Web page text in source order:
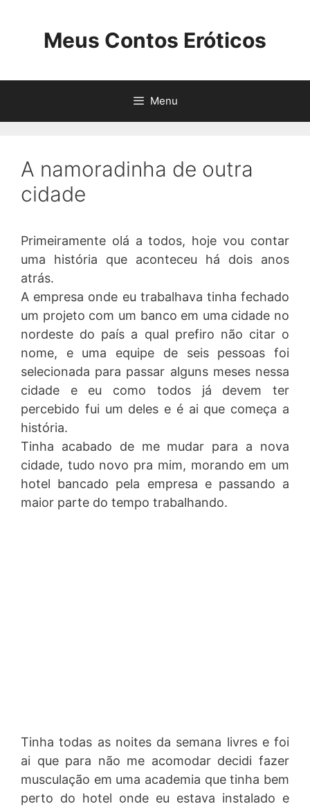
Meus Contos Eróticos
Menu
A namoradinha de outra
cidade
Primeiramente olá a todos, hoje vou contar
uma história que aconteceu há dois anos
atrás.
A empresa onde eu trabalhava tinha fechado
um projeto com um banco em uma cidade no
nordeste do país a qual prefiro não citar o
nome, e uma equipe de seis pessoas foi
selecionada para passar alguns meses nessa
cidade e eu como todos já devem ter
percebido fui um deles e é ai que começa a
história.
Tinha acabado de me mudar para a nova
cidade, tudo novo pra mim, morando em um
hotel bancado pela empresa e passando a
maior parte do tempo trabalhando.
Tinha todas as noites da semana livres e foi
ai que para não me acomodar decidi fazer
musculação em uma academia que tinha bem
perto do hotel onde eu estava instalado e